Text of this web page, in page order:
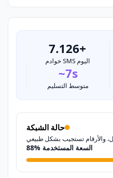
7.126+
خوادم SMS اليوم
~7s
متوسط التسليم
حالة الشبكة
88% السعة المستخدمة